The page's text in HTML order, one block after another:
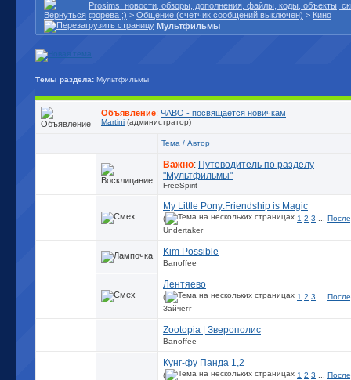
Prosims: новости, обзоры, дополнения, файлы, коды, объекты,
форева ;) > Общение (счетчик сообщений выключен) > Кино
Мультфильмы
Темы раздела: Мультфильмы
Объявление: ЧАВО - посвящается новичкам
Martini (администратор)
Тема / Автор
Важно: Путеводитель по разделу
"Мультфильмы"
FreeSpirit
My Little Pony:Friendship is Magic
( 1 2 3
Undertaker
Kim Possible
Banoffee
Лентяево
( 1 2 3
Зайчегг
Zootopia | Зверополис
Banoffee
Кунг-фу Панда 1,2
( 1 2 3